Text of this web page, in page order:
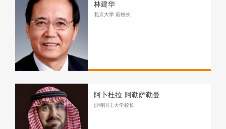
林建华
北京大学 前校长
阿卜杜拉·阿勒萨勒曼
沙特国王大学校长